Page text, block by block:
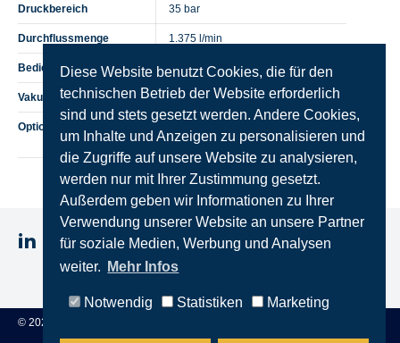
Diese Website benutzt Cookies, die für den
technischen Betrieb der Website erforderlich
sind und stets gesetzt werden. Andere Cookies,
um Inhalte und Anzeigen zu personalisieren und
die Zugriffe auf unsere Website zu analysieren,
werden nur mit Ihrer Zustimmung gesetzt.
Außerdem geben wir Informationen zu Ihrer
Verwendung unserer Website an unsere Partner
für soziale Medien, Werbung und Analysen
weiter. Mehr Infos
Notwendig Statistiken Marketing
Druckbereich 35 bar
Durchflussmenge 1.375 l/min
Bedienung Einhandkupplung
Vakuumtauglich 0,95 bar Ja
Optionen
auf Anfrage lieferbar
© 2025 STEINCONNECTOR GmbH